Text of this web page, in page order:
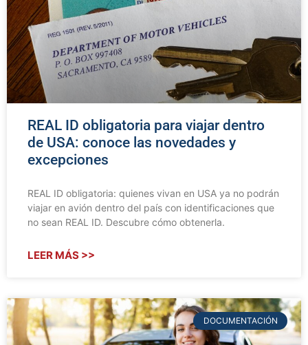
REAL ID obligatoria para viajar dentro
de USA: conoce las novedades y
excepciones
REAL ID obligatoria: quienes vivan en USA ya no podrán
viajar en avión dentro del país con identificaciones que
no sean REAL ID. Descubre cómo obtenerla.
LEER MÁS >>
DOCUMENTACIÓN